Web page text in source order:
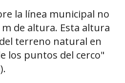
la línea municipal no
de altura. Esta altura
terreno natural en
los puntos del cerco"